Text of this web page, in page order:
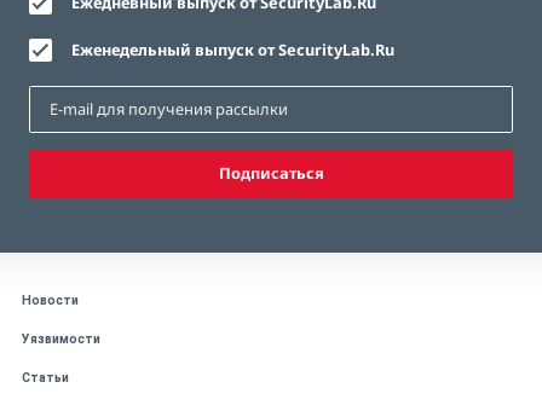
Еженедельный выпуск от SecurityLab.Ru
Подписаться
Новости
Уязвимости
Статьи